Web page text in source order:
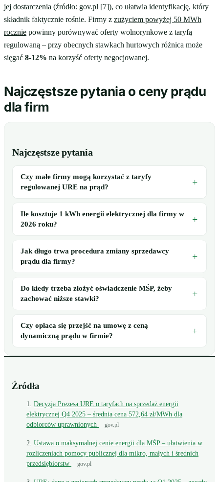
jej dostarczenia (źródło: gov.pl [7]), co ułatwia identyfikację, który
składnik faktycznie rośnie. Firmy z zużyciem powyżej 50 MWh
rocznie powinny porównywać oferty wolnorynkowe z taryfą
regulowaną – przy obecnych stawkach hurtowych różnica może
sięgać 8-12% na korzyść oferty negocjowanej.
Najczęstsze pytania o ceny prądu
dla firm
Najczęstsze pytania
Czy małe firmy mogą korzystać z taryfy
regulowanej URE na prąd?
Ile kosztuje 1 kWh energii elektrycznej dla firmy w
2026 roku?
Jak długo trwa procedura zmiany sprzedawcy
prądu dla firmy?
Do kiedy trzeba złożyć oświadczenie MŚP, żeby
zachować niższe stawki?
Czy opłaca się przejść na umowę z ceną
dynamiczną prądu w firmie?
Źródła
Decyzja Prezesa URE o taryfach na sprzedaż energii
elektrycznej Q4 2025 – średnia cena 572,64 zł/MWh dla
odbiorców uprawnionych
gov.pl
Ustawa o maksymalnej cenie energii dla MŚP – ułatwienia w
rozliczeniach pomocy publicznej dla mikro, małych i średnich
przedsiębiorstw
gov.pl